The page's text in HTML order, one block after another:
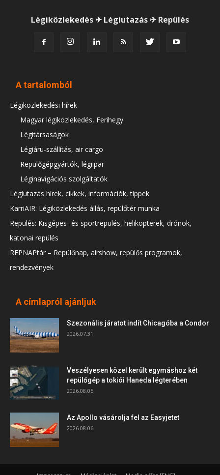
Légiközlekedés ✈ Légiutazás ✈ Repülés
A tartalomból
Légiközlekedési hírek
Magyar légiközlekedés, Ferihegy
Légitársaságok
Légiáru-szállítás, air cargo
Repülőgépgyártók, légiipar
Léginavigációs szolgáltatók
Légiutazás hírek, cikkek, információk, tippek
KarriAIR: Légiközlekedés állás, repülőtér munka
Repülés: Kisgépes- és sportrepülés, helikopterek, drónok,
katonai repülés
REPNAPtár – Repülőnap, airshow, repülős programok,
rendezvények
A címlapról ajánljuk
Szezonális járatot indít Chicagóba a Condor
2026.07.31.
Veszélyesen közel került egymáshoz két
repülőgép a tokiói Haneda légterében
2026.08.05.
Az Apollo vásárolja fel az Easyjetet
2026.08.06.